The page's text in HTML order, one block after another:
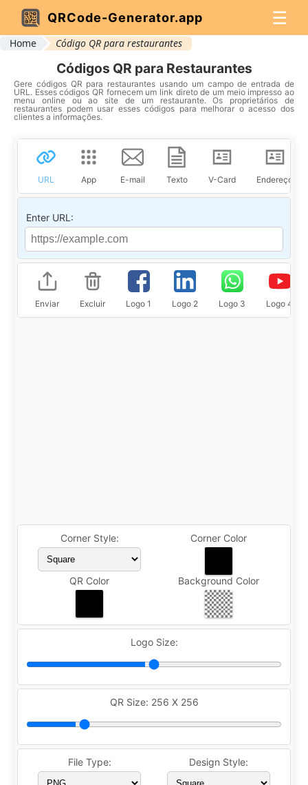
QRCode-Generator.app ☰
Home Código QR para restaurantes
Códigos QR para Restaurantes
Gere códigos QR para restaurantes usando um campo de entrada de
URL. Esses códigos QR fornecem um link direto de um meio impresso ao
menu online ou ao site de um restaurante. Os proprietários de
restaurantes podem usar esses códigos para melhorar o acesso dos
clientes a informações.
URL App E-mail Texto V-Card Endereço
Enter URL:
Enviar Excluir Logo 1 Logo 2 Logo 3 Logo 4
Corner Style: Corner Color
QR Color Background Color
Logo Size:
QR Size: 256 X 256
File Type: Design Style: